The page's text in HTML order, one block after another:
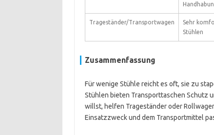
Trageständer/Transportwagen
Sehr
Stühlen
Zusammenfassung
Für wenige Stühle reicht es oft, sie zu
Stühlen bieten Transporttaschen Schutz
willst, helfen Trageständer oder
Einsatzzweck und dem Transportmittel